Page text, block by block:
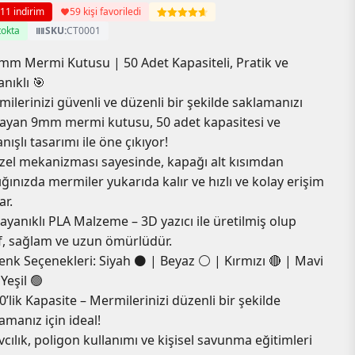
indirim 59 kişi favoriledi
SKU:CT0001
Mermi Kutusu | 50 Adet Kapasiteli, Pratik ve
🎯
güvenli ve düzenli bir şekilde saklamanızı
9mm mermi kutusu, 50 adet kapasitesi ve
tasarımı ile öne çıkıyor!
mekanizması sayesinde, kapağı alt kısımdan
mermiler yukarıda kalır ve hızlı ve kolay erişim
PLA Malzeme – 3D yazıcı ile üretilmiş olup
sağlam ve uzun ömürlüdür.
Seçenekleri: Siyah ⚫ | Beyaz ⚪ | Kırmızı 🔴 | Mavi
🟢
Kapasite – Mermilerinizi düzenli bir şekilde
için ideal!
poligon kullanımı ve kişisel savunma eğitimleri